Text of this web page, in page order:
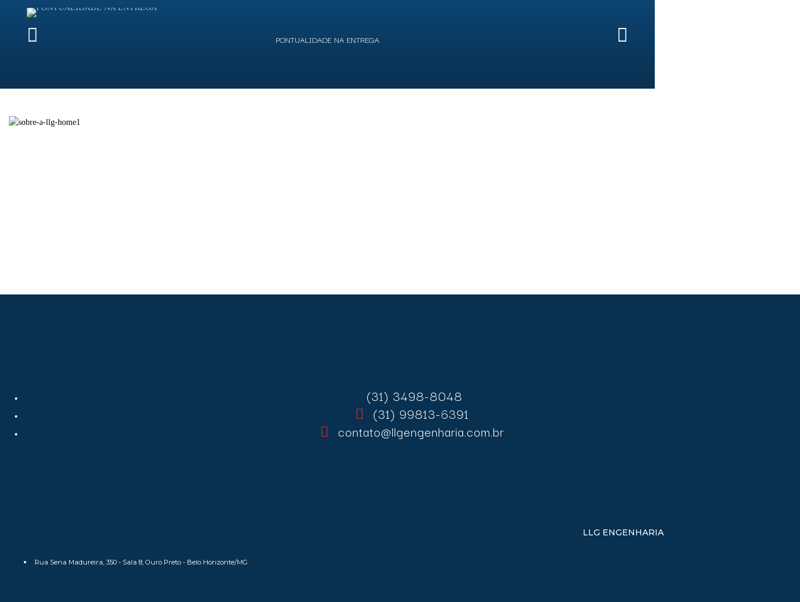
PONTUALIDADE NA ENTREGA
(31) 3498-8048
(31) 99813-6391
contato@llgengenharia.com.br
LLG ENGENHARIA
Rua Sena Madureira, 350 - Sala 8, Ouro Preto - Belo Horizonte/MG